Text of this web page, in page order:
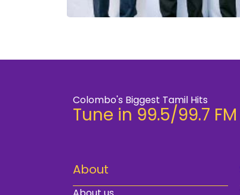
Colombo's Biggest Tamil Hits
Tune in 99.5/99.7 FM
About